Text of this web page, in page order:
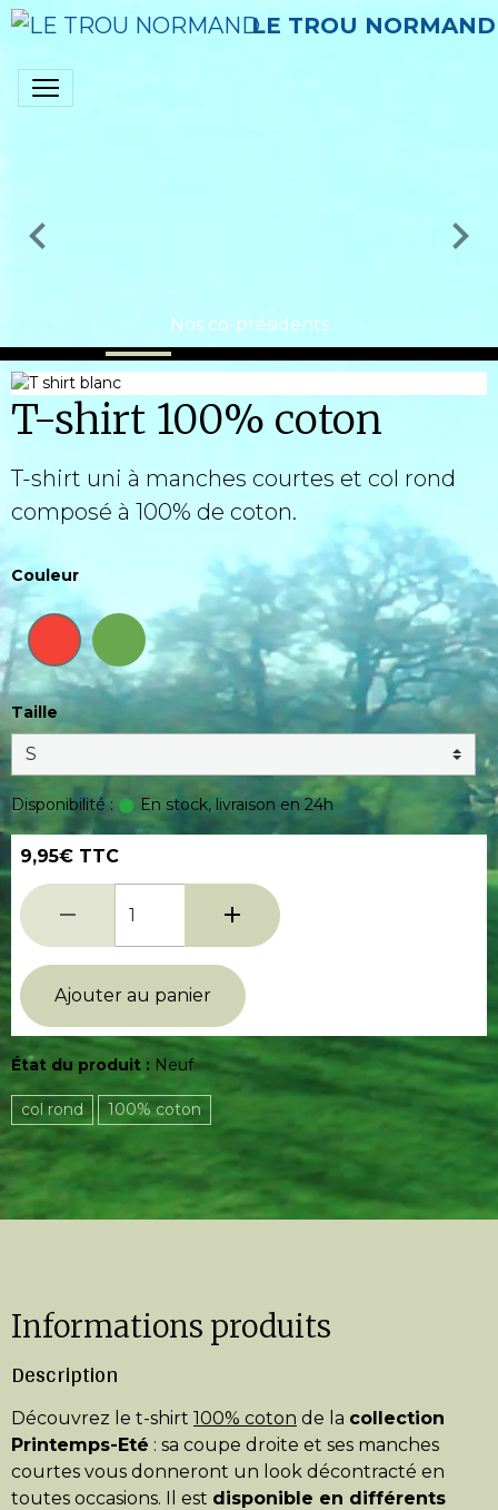
LE TROU NORMAND
Nos co-présidents
T-shirt 100% coton
T-shirt uni à manches courtes et col rond
composé à 100% de coton.
Couleur
Taille
Disponibilité : En stock, livraison en 24h
9,95€ TTC
Ajouter au panier
État du produit : Neuf
col rond 100% coton
Informations produits
Description
Découvrez le t-shirt 100% coton de la collection
Printemps-Eté : sa coupe droite et ses manches
courtes vous donneront un look décontracté en
toutes occasions. Il est disponible en différents